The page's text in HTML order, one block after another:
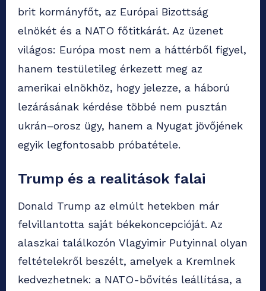
brit kormányfőt, az Európai Bizottság
elnökét és a NATO főtitkárát. Az üzenet
világos: Európa most nem a háttérből figyel,
hanem testületileg érkezett meg az
amerikai elnökhöz, hogy jelezze, a háború
lezárásának kérdése többé nem pusztán
ukrán–orosz ügy, hanem a Nyugat jövőjének
egyik legfontosabb próbatétele.
Trump és a realitások falai
Donald Trump az elmúlt hetekben már
felvillantotta saját békekoncepcióját. Az
alaszkai találkozón Vlagyimir Putyinnal olyan
feltételekről beszélt, amelyek a Kremlnek
kedvezhetnek: a NATO-bővítés leállítása, a